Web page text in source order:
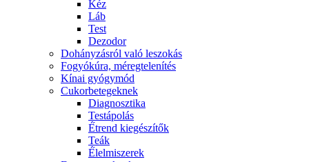
Kéz
Láb
Test
Dezodor
Dohányzásról való leszokás
Fogyókúra, méregtelenítés
Kínai gyógymód
Cukorbetegeknek
Diagnosztika
Testápolás
É́trend kiegészítők
Teák
É́lelmiszerek